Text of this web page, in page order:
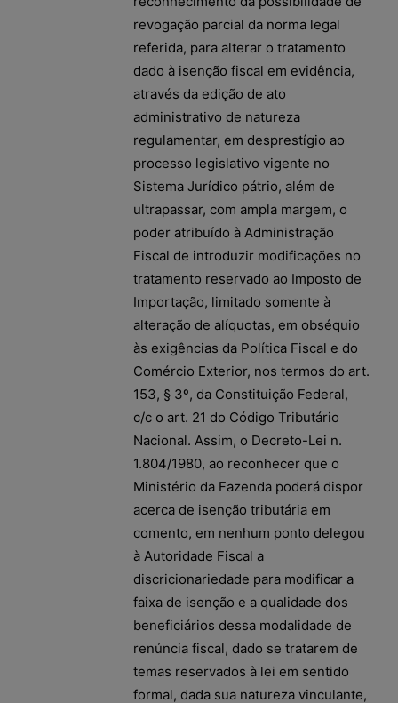
revogação parcial da norma legal
referida, para alterar o tratamento
dado à isenção fiscal em evidência,
através da edição de ato
administrativo de natureza
regulamentar, em desprestígio ao
processo legislativo vigente no
Sistema Jurídico pátrio, além de
ultrapassar, com ampla margem, o
poder atribuído à Administração
Fiscal de introduzir modificações no
tratamento reservado ao Imposto de
Importação, limitado somente à
alteração de alíquotas, em obséquio
às exigências da Política Fiscal e do
Comércio Exterior, nos termos do art.
153, § 3º, da Constituição Federal,
c/c o art. 21 do Código Tributário
Nacional. Assim, o Decreto-Lei n.
1.804/1980, ao reconhecer que o
Ministério da Fazenda poderá dispor
acerca de isenção tributária em
comento, em nenhum ponto delegou
à Autoridade Fiscal a
discricionariedade para modificar a
faixa de isenção e a qualidade dos
beneficiários dessa modalidade de
renúncia fiscal, dado se tratarem de
temas reservados à lei em sentido
formal, dada sua natureza vinculante,